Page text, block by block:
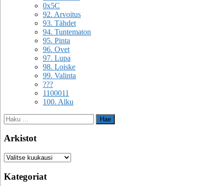
0x5C
92. Arvoitus
93. Tähdet
94. Tuntematon
95. Pinta
96. Ovet
97. Lupa
98. Loiske
99. Valinta
???
1100011
100. Alku
Haku:
Arkistot
Arkistot
Kategoriat